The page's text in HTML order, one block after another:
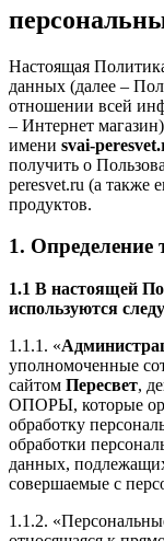
Настоящая
данных (далее –
отношении всей
– Интернет
имени svai-
получить о
peresvet.ru (а также
продуктов.
1. Определение
1.1 В настоящей
используются
1.1.1. «
уполномоченные
сайтом Пересвет,
ОПОРЫ, которые
обработку
обработки
данных,
совершаемые с
1.1.2.